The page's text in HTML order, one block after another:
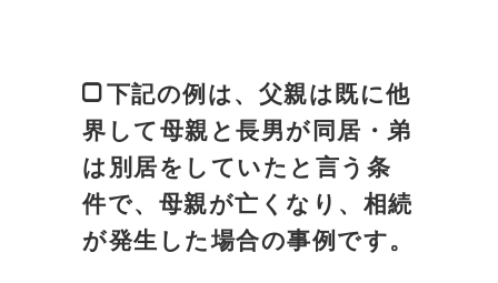
下記の例は、父親は既に他
界して母親と長男が同居・弟
は別居をしていたと言う条
件で、母親が亡くなり、相続
が発生した場合の事例です。